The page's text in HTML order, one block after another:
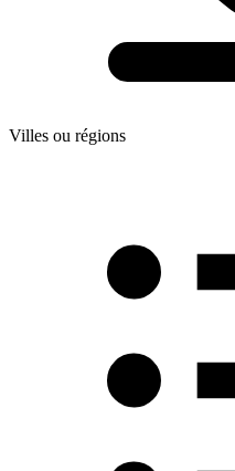
Villes ou régions